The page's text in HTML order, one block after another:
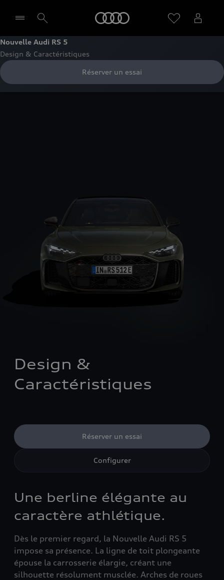
Sélectionner un Partenaire
Nouvelle Audi RS 5
Design & Caractéristiques
Réserver un essai
Design &
Caractéristiques
Réserver un essai
Configurer
Une berline élégante au
caractère athlétique.
Dès le premier regard, la Nouvelle Audi RS 5
impose sa présence. La ligne de toit plongeante
épouse la carrosserie élargie, créant une
silhouette résolument musclée. Arches de roues